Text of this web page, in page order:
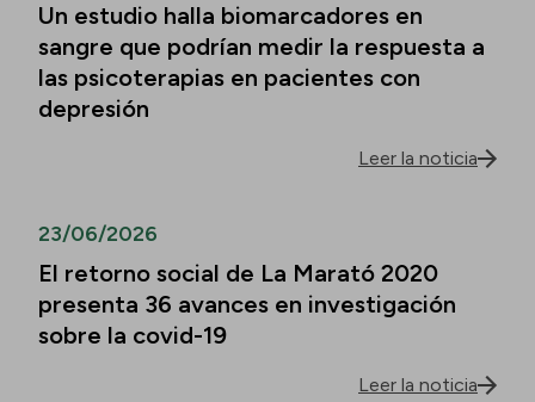
Un estudio halla biomarcadores en
sangre que podrían medir la respuesta a
las psicoterapias en pacientes con
depresión
Leer la noticia
23/06/2026
El retorno social de La Marató 2020
presenta 36 avances en investigación
sobre la covid-19
Leer la noticia